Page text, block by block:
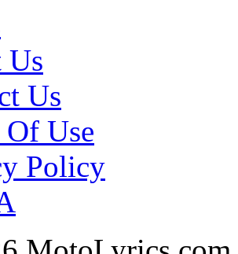
Us
Us
Of Use
Policy